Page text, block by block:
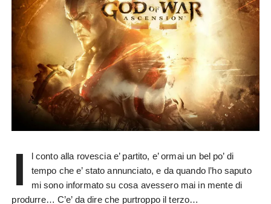
I
l conto alla rovescia e’ partito, e’ ormai un bel po’ di
tempo che e’ stato annunciato, e da quando l’ho saputo
mi sono informato su cosa avessero mai in mente di
produrre… C’e’ da dire che purtroppo il terzo…